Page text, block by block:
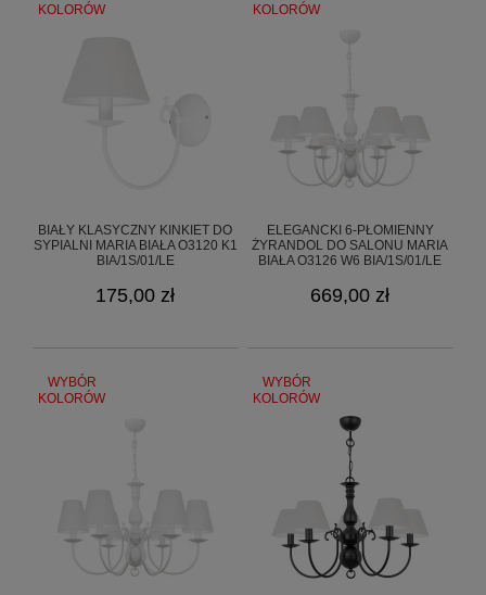
KOLORÓW
BIAŁY KLASYCZNY KINKIET DO
SYPIALNI MARIA BIAŁA O3120 K1
BIA/1S/01/LE
175,00 zł
KOLORÓW
ELEGANCKI 6-PŁOMIENNY
ŻYRANDOL DO SALONU MARIA
BIAŁA O3126 W6 BIA/1S/01/LE
669,00 zł
WYBÓR
KOLORÓW
WYBÓR
KOLORÓW